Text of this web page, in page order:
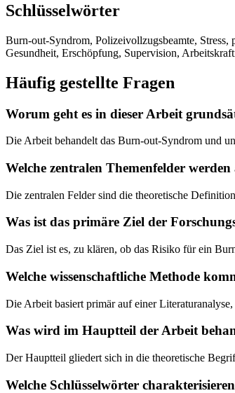
Schlüsselwörter
Burn-out-Syndrom, Polizeivollzugsbeamte,
Gesundheit, Erschöpfung, Supervision,
Häufig gestellte Fragen
Worum geht es in dieser Arbeit
Die Arbeit behandelt das Burn-out-Syndrom und
Welche zentralen Themenfelder werden
Die zentralen Felder sind die theoretische
Was ist das primäre Ziel der
Das Ziel ist es, zu klären, ob das Risiko für ein
Welche wissenschaftliche Methode
Die Arbeit basiert primär auf einer
Was wird im Hauptteil der Arbeit
Der Hauptteil gliedert sich in die theoretische
Welche Schlüsselwörter